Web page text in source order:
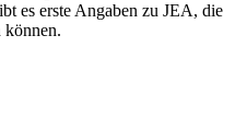
es erste Angaben zu JEA, die
können.